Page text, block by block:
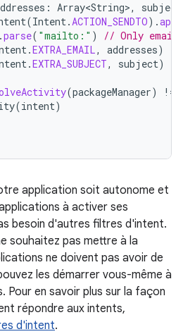
: Array<String>, subject
(Intent.ACTION_SENDTO).
.parse( "mailto:" )
// Only email
.EXTRA_EMAIL, addresses)
.EXTRA_SUBJECT, subject)
(packageManager) !=
(intent)
application soit autonome et
à activer ses
besoin d'autres filtres d'intent.
souhaitez pas mettre à la
ne doivent pas avoir de
les démarrer vous-même à
Pour en savoir plus sur la façon
répondre aux intents,
d'intent.